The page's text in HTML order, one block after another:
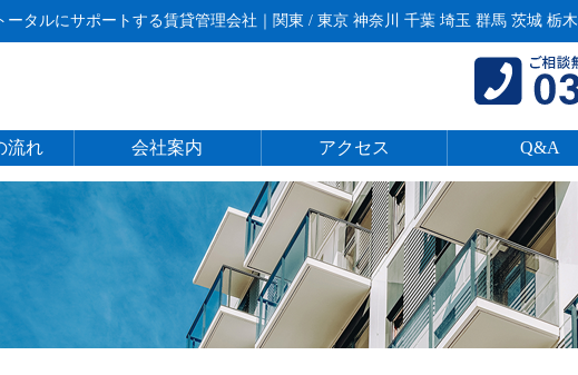
ータルにサポートする賃貸管理会社｜関東 / 東京 神奈川 千葉 埼玉 群馬 茨城 栃木
流れ 会社案内 アクセス Q&A